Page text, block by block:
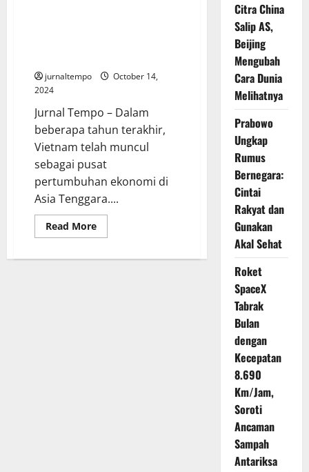
jurnaltempo
October 14,
2024
Jurnal Tempo – Dalam
beberapa tahun terakhir,
Vietnam telah muncul
sebagai pusat
pertumbuhan ekonomi di
Asia Tenggara....
Read MoreRead
more
sebagai
Citra China
Salip AS,
Beijing
Mengubah
Cara Dunia
Melihatnya
Prabowo
Ungkap
Rumus
Bernegara:
Cintai
Rakyat dan
Gunakan
Akal Sehat
Roket
SpaceX
Tabrak
Bulan
dengan
Kecepatan
8.690
Km/Jam,
Soroti
Ancaman
Sampah
Antariksa